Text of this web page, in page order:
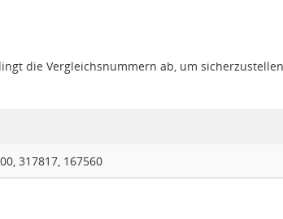
die Vergleichsnummern ab, um
317817, 167560